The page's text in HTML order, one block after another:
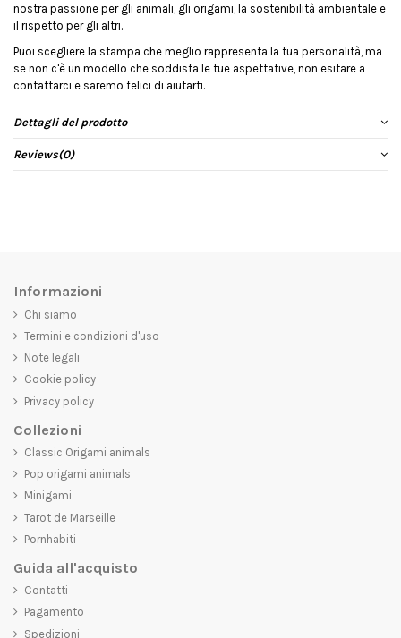
nostra passione per gli animali, gli origami, la sostenibilità ambientale e
il rispetto per gli altri.
Puoi scegliere la stampa che meglio rappresenta la tua personalità, ma
se non c'è un modello che soddisfa le tue aspettative, non esitare a
contattarci e saremo felici di aiutarti.
Dettagli del prodotto
Reviews(0)
Informazioni
Chi siamo
Termini e condizioni d'uso
Note legali
Cookie policy
Privacy policy
Collezioni
Classic Origami animals
Pop origami animals
Minigami
Tarot de Marseille
Pornhabiti
Guida all'acquisto
Contatti
Pagamento
Spedizioni